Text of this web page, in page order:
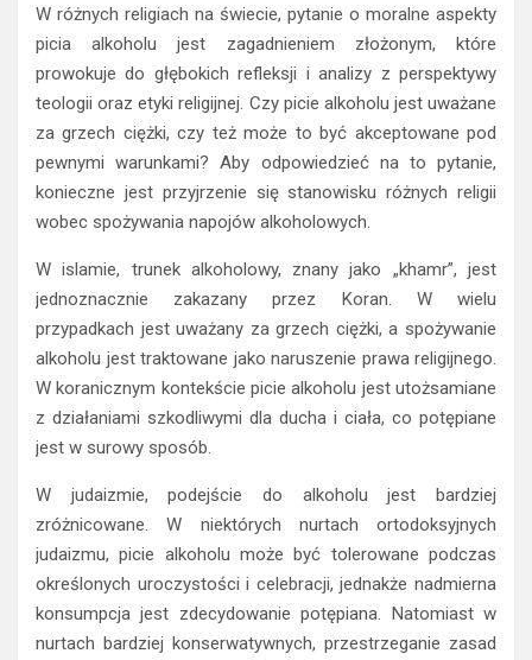
W różnych religiach na świecie, pytanie o moralne aspekty
picia alkoholu jest zagadnieniem złożonym, które
prowokuje do głębokich refleksji i analizy z perspektywy
teologii oraz etyki religijnej. Czy picie alkoholu jest uważane
za grzech ciężki, czy też może to być akceptowane pod
pewnymi warunkami? Aby odpowiedzieć na to pytanie,
konieczne jest przyjrzenie się stanowisku różnych religii
wobec spożywania napojów alkoholowych.
W islamie, trunek alkoholowy, znany jako „khamr”, jest
jednoznacznie zakazany przez Koran. W wielu
przypadkach jest uważany za grzech ciężki, a spożywanie
alkoholu jest traktowane jako naruszenie prawa religijnego.
W koranicznym kontekście picie alkoholu jest utożsamiane
z działaniami szkodliwymi dla ducha i ciała, co potępiane
jest w surowy sposób.
W judaizmie, podejście do alkoholu jest bardziej
zróżnicowane. W niektórych nurtach ortodoksyjnych
judaizmu, picie alkoholu może być tolerowane podczas
określonych uroczystości i celebracji, jednakże nadmierna
konsumpcja jest zdecydowanie potępiana. Natomiast w
nurtach bardziej konserwatywnych, przestrzeganie zasad